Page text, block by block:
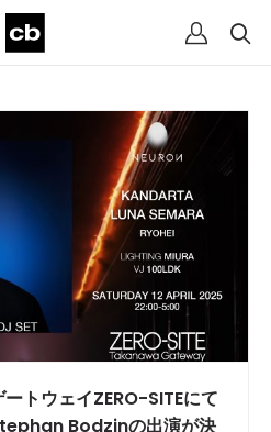
ートウェイZERO-SITEにて
Bodzinの出演が決